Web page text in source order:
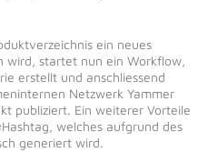
ein neues
wird, startet nun ein Workflow,
erstellt und anschliessend
Netzwerk Yammer
publiziert. Ein weiterer Vorteile
welches aufgrund des
generiert wird.